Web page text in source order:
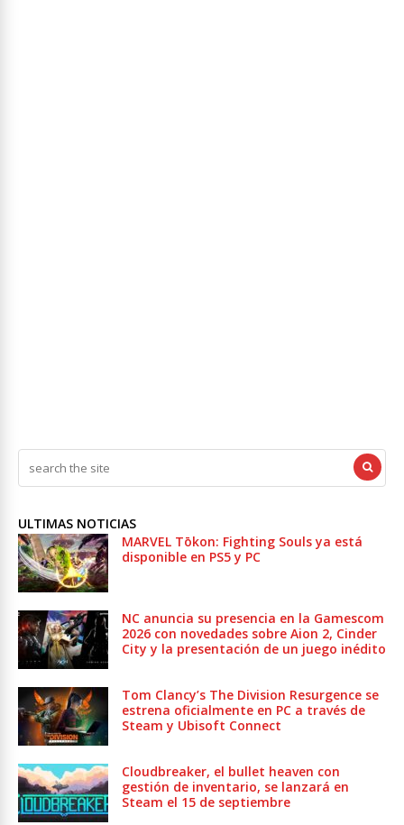
ULTIMAS NOTICIAS
MARVEL Tōkon: Fighting Souls ya está
disponible en PS5 y PC
NC anuncia su presencia en la Gamescom
2026 con novedades sobre Aion 2, Cinder
City y la presentación de un juego inédito
Tom Clancy’s The Division Resurgence se
estrena oficialmente en PC a través de
Steam y Ubisoft Connect
Cloudbreaker, el bullet heaven con
gestión de inventario, se lanzará en
Steam el 15 de septiembre